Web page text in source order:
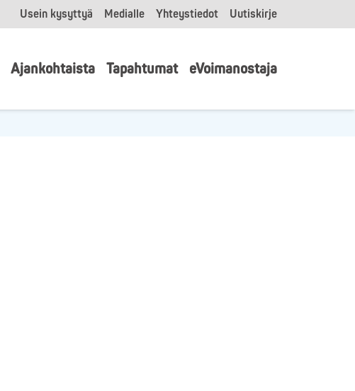
Usein kysyttyä Medialle Yhteystiedot Uutiskirje
Ajankohtaista Tapahtumat eVoimanostaja